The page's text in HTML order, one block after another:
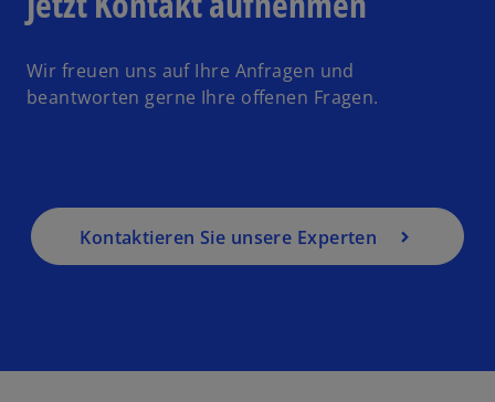
Wir freuen uns auf Ihre Anfragen und
beantworten gerne Ihre offenen Fragen.
Kontaktieren Sie unsere Experten